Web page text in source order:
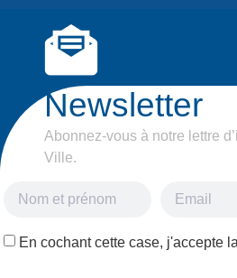
Newsletter
Abonnez-vous à notre lettre
Ville.
En cochant cette case, j'accepte